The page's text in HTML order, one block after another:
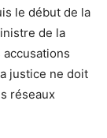
le début de la
de la
justice ne doit
réseaux